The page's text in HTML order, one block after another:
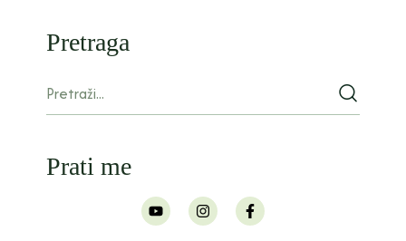
Pretraga
Prati me